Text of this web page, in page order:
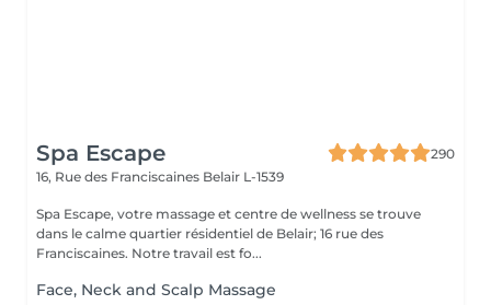
Spa Escape
290
16, Rue des Franciscaines Belair L-1539
Spa Escape, votre massage et centre de wellness se trouve
dans le calme quartier résidentiel de Belair; 16 rue des
Franciscaines. Notre travail est fo...
Face, Neck and Scalp Massage